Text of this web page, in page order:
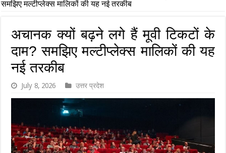
समझिए मल्टीप्लेक्स मालिकों की यह नई तरकीब
अचानक क्यों बढ़ने लगे हैं मूवी टिकटों के
दाम? समझिए मल्टीप्लेक्स मालिकों की यह
नई तरकीब
July 8, 2026 उत्तर प्रदेश